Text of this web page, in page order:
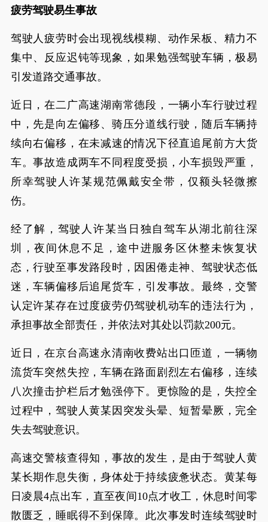
疲劳驾驶易生事故
驾驶人疲劳时会出现视线模糊、动作呆板、精力不
集中、反应迟钝等现象，如果勉强驾驶车辆，极易
引发道路交通事故。
近日，在二广高速湖南常德段，一辆小车行驶过程
中，先是向左偏移、骑压分道线行驶，随后车辆持
续向右偏移，在未减速的情况下径直追尾前方大货
车。事故造成两车不同程度受损，小车损毁严重，
所幸驾驶人许某规范佩戴安全带，仅额头轻微擦
伤。
经了解，驾驶人许某当日独自驾车从湖北前往深
圳，夜间休息不足，途中进服务区休整未恢复状
态，行驶至事发路段时，因困倦走神、驾驶状态低
迷，车辆偏移后追尾货车，引发事故。最终，交警
认定许某存在过度疲劳仍驾驶机动车的违法行为，
承担事故全部责任，并依法对其处以罚款200元。
近日，在京台高速永清南收费站出口匝道，一辆物
流货车突然失控，车辆在路面剧烈左右偏移，连续
八次撞击护栏后才勉强停下。更惊险的是，失控全
过程中，驾驶人黄某因突发头晕、短暂晕厥，完全
失去驾驶意识。
高速交警核查得知，事故的发生，是由于驾驶人黄
某长期作息失衡，身体处于持续疲惫状态。黄某每
日凌晨4点出车，直至夜间10点才收工，休息时间零
散匮乏，睡眠得不到保障。此次事发时连续驾驶时